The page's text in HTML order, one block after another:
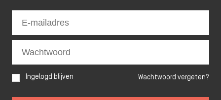
Ingelogd blijven Wachtwoord vergeten?